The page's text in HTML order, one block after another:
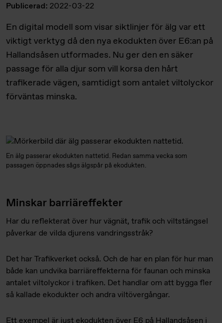
Publicerad: 2022-03-22
En digital modell som visar siktlinjer för älg var ett
viktigt verktyg då den nya ekodukten över E6:an på
Hallandsåsen utformades. Nu ger den en säker
passage för alla djur som vill korsa den hårt
trafikerade vägen, samtidigt som antalet viltolyckor
förväntas minska.
En älg passerar ekodukten nattetid. Redan samma vecka som
passagen öppnades sågs älgspår på ekodukten.
Minskar barriäreffekter
Har du reflekterat över hur vägnät, trafik och viltstängsel
påverkar de vilda djurens vandringsstråk?
Det har Trafikverket också. Och de har en plan för hur man
både kan undvika barriäreffekterna för faunan och minska
antalet viltolyckor i trafiken. Det handlar om att bygga fler
så kallade ekodukter och andra viltövergångar.
Ett exempel är just ekodukten över E6 på Hallandsåsen i